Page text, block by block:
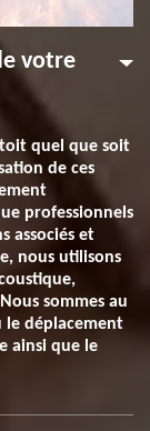
votre
quel que soit
de ces
professionnels
associés et
nous utilisons
sommes au
le déplacement
ainsi que le